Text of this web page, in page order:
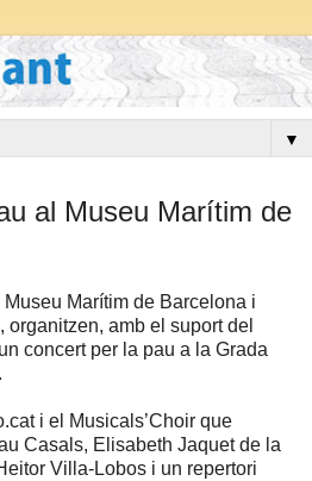
▼
al Museu Marítim de
Marítim de Barcelona i
organitzen, amb el suport del
concert per la pau a la Grada
i el Musicals’Choir que
Casals, Elisabeth Jaquet de la
Villa-Lobos i un repertori